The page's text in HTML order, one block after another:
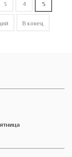
3 4 5
В конец